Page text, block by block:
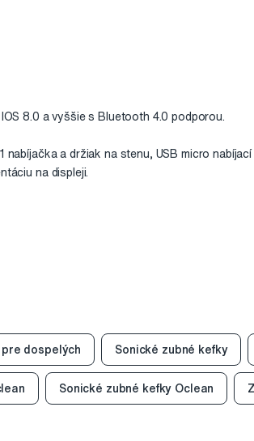
8.0 a vyššie s Bluetooth 4.0 podporou.
nabíjačka a držiak na stenu, USB micro
na displeji.
dospelých Sonické zubné kefky
Sonické zubné kefky Oclean